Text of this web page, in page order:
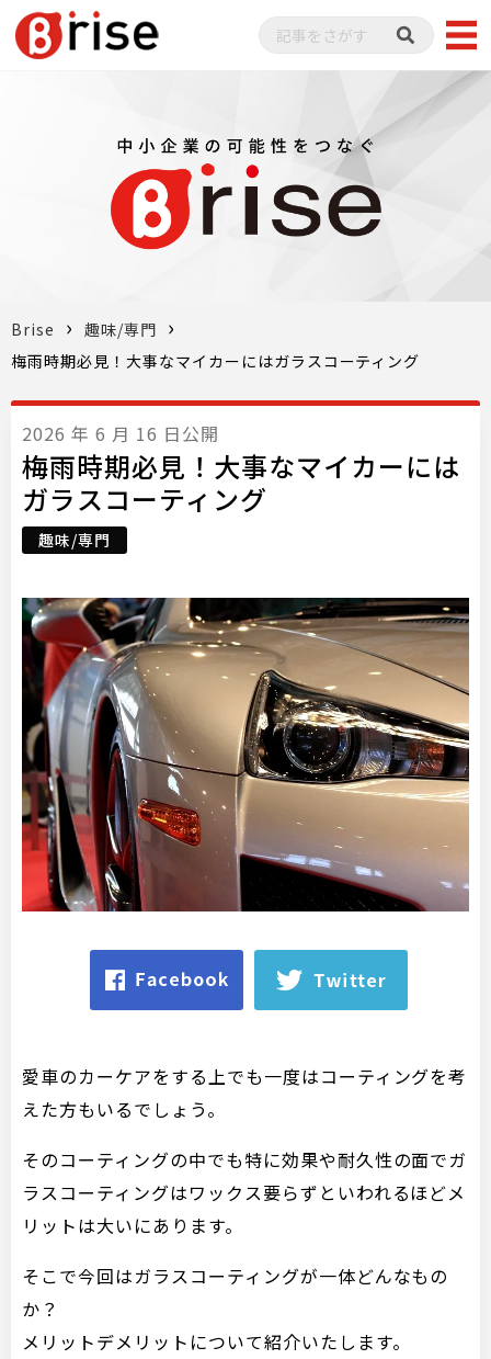
Brise
趣味/専門
梅雨時期必見！大事なマイカーにはガラスコーティング
2026 年 6 月 16 日公開
梅雨時期必見！大事なマイカーには
ガラスコーティング
趣味/専門
愛車のカーケアをする上でも一度はコーティングを考
えた方もいるでしょう。
そのコーティングの中でも特に効果や耐久性の面でガ
ラスコーティングはワックス要らずといわれるほどメ
リットは大いにあります。
そこで今回はガラスコーティングが一体どんなもの
か？
メリットデメリットについて紹介いたします。